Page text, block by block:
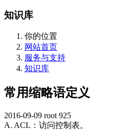
知识库
你的位置
网站首页
服务与支持
知识库
常用缩略语定义
2016-09-09 root 925
A. ACL：访问控制表。